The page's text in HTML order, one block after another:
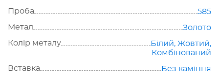
Проба
585
Метал
Золото
Колір металу
Білий, Жовтий,
Комбінований
Вставка
Без каміння